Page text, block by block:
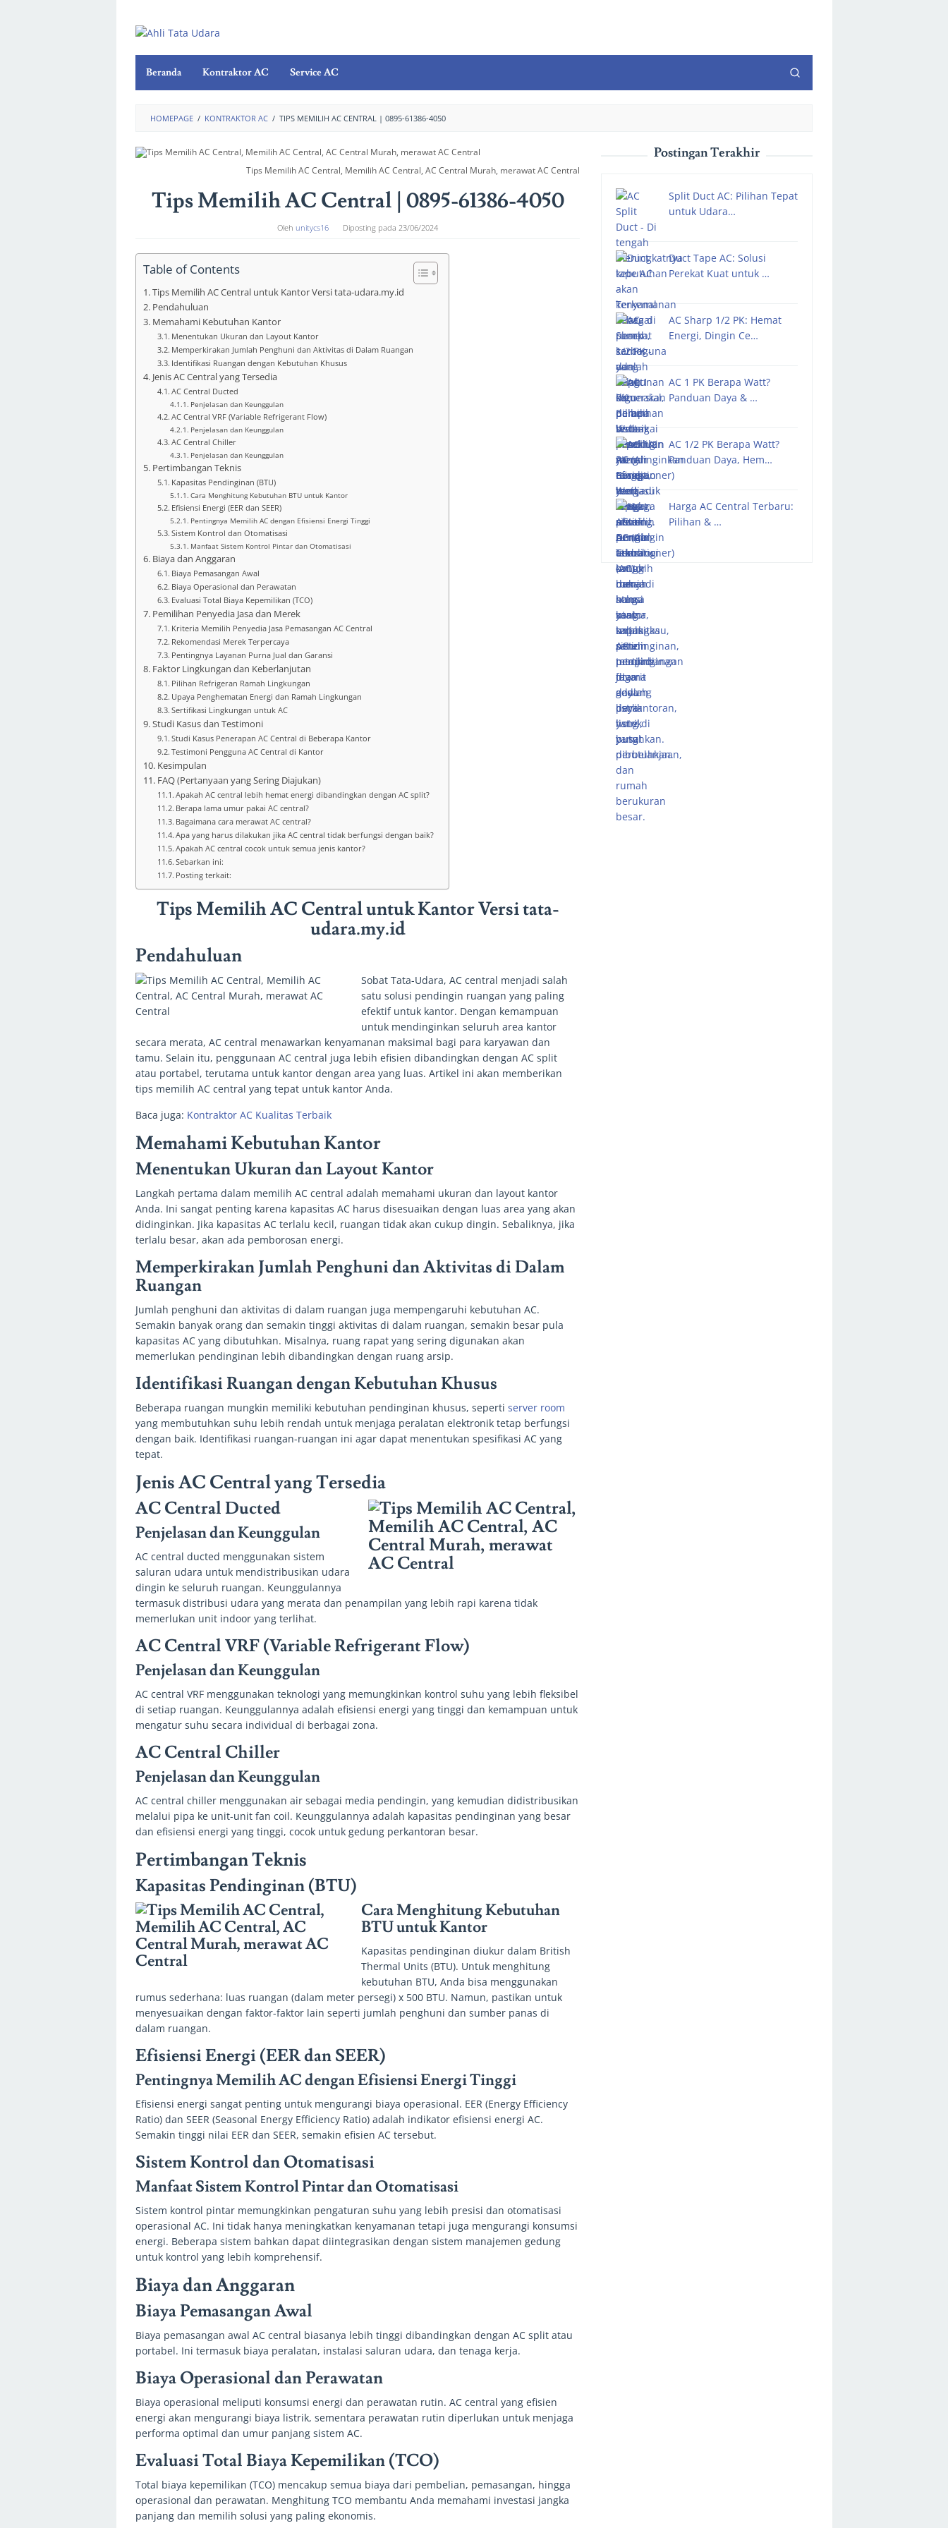
Beranda Kontraktor AC Service AC
HOMEPAGE / KONTRAKTOR AC / TIPS MEMILIH AC CENTRAL | 0895-61386-4050
Tips Memilih AC Central, Memilih AC Central, AC Central Murah, merawat AC Central
Tips Memilih AC Central | 0895-61386-4050
Oleh unitycs16 Diposting pada 23/06/2024
Table of Contents
Tips Memilih AC Central untuk Kantor Versi tata-udara.my.id
Pendahuluan
Memahami Kebutuhan Kantor
Menentukan Ukuran dan Layout Kantor
Memperkirakan Jumlah Penghuni dan Aktivitas di Dalam Ruangan
Identifikasi Ruangan dengan Kebutuhan Khusus
Jenis AC Central yang Tersedia
AC Central Ducted
Penjelasan dan Keunggulan
AC Central VRF (Variable Refrigerant Flow)
Penjelasan dan Keunggulan
AC Central Chiller
Penjelasan dan Keunggulan
Pertimbangan Teknis
Kapasitas Pendinginan (BTU)
Cara Menghitung Kebutuhan BTU untuk Kantor
Efisiensi Energi (EER dan SEER)
Pentingnya Memilih AC dengan Efisiensi Energi Tinggi
Sistem Kontrol dan Otomatisasi
Manfaat Sistem Kontrol Pintar dan Otomatisasi
Biaya dan Anggaran
Biaya Pemasangan Awal
Biaya Operasional dan Perawatan
Evaluasi Total Biaya Kepemilikan (TCO)
Pemilihan Penyedia Jasa dan Merek
Kriteria Memilih Penyedia Jasa Pemasangan AC Central
Rekomendasi Merek Terpercaya
Pentingnya Layanan Purna Jual dan Garansi
Faktor Lingkungan dan Keberlanjutan
Pilihan Refrigeran Ramah Lingkungan
Upaya Penghematan Energi dan Ramah Lingkungan
Sertifikasi Lingkungan untuk AC
Studi Kasus dan Testimoni
Studi Kasus Penerapan AC Central di Beberapa Kantor
Testimoni Pengguna AC Central di Kantor
Kesimpulan
FAQ (Pertanyaan yang Sering Diajukan)
Apakah AC central lebih hemat energi dibandingkan dengan AC split?
Berapa lama umur pakai AC central?
Bagaimana cara merawat AC central?
Apa yang harus dilakukan jika AC central tidak berfungsi dengan baik?
Apakah AC central cocok untuk semua jenis kantor?
Sebarkan ini:
Posting terkait:
Tips Memilih AC Central untuk Kantor Versi tata-
udara.my.id
Pendahuluan
Sobat Tata-Udara, AC central menjadi salah
satu solusi pendingin ruangan yang paling
efektif untuk kantor. Dengan kemampuan
untuk mendinginkan seluruh area kantor
secara merata, AC central menawarkan kenyamanan maksimal bagi para karyawan dan
tamu. Selain itu, penggunaan AC central juga lebih efisien dibandingkan dengan AC split
atau portabel, terutama untuk kantor dengan area yang luas. Artikel ini akan memberikan
tips memilih AC central yang tepat untuk kantor Anda.
Baca juga: Kontraktor AC Kualitas Terbaik
Memahami Kebutuhan Kantor
Menentukan Ukuran dan Layout Kantor
Langkah pertama dalam memilih AC central adalah memahami ukuran dan layout kantor
Anda. Ini sangat penting karena kapasitas AC harus disesuaikan dengan luas area yang akan
didinginkan. Jika kapasitas AC terlalu kecil, ruangan tidak akan cukup dingin. Sebaliknya, jika
terlalu besar, akan ada pemborosan energi.
Memperkirakan Jumlah Penghuni dan Aktivitas di Dalam
Ruangan
Jumlah penghuni dan aktivitas di dalam ruangan juga mempengaruhi kebutuhan AC.
Semakin banyak orang dan semakin tinggi aktivitas di dalam ruangan, semakin besar pula
kapasitas AC yang dibutuhkan. Misalnya, ruang rapat yang sering digunakan akan
memerlukan pendinginan lebih dibandingkan dengan ruang arsip.
Identifikasi Ruangan dengan Kebutuhan Khusus
Beberapa ruangan mungkin memiliki kebutuhan pendinginan khusus, seperti server room
yang membutuhkan suhu lebih rendah untuk menjaga peralatan elektronik tetap berfungsi
dengan baik. Identifikasi ruangan-ruangan ini agar dapat menentukan spesifikasi AC yang
tepat.
Jenis AC Central yang Tersedia
AC Central Ducted
Penjelasan dan Keunggulan
AC central ducted menggunakan sistem
saluran udara untuk mendistribusikan udara
dingin ke seluruh ruangan. Keunggulannya
termasuk distribusi udara yang merata dan penampilan yang lebih rapi karena tidak
memerlukan unit indoor yang terlihat.
AC Central VRF (Variable Refrigerant Flow)
Penjelasan dan Keunggulan
AC central VRF menggunakan teknologi yang memungkinkan kontrol suhu yang lebih fleksibel
di setiap ruangan. Keunggulannya adalah efisiensi energi yang tinggi dan kemampuan untuk
mengatur suhu secara individual di berbagai zona.
AC Central Chiller
Penjelasan dan Keunggulan
AC central chiller menggunakan air sebagai media pendingin, yang kemudian didistribusikan
melalui pipa ke unit-unit fan coil. Keunggulannya adalah kapasitas pendinginan yang besar
dan efisiensi energi yang tinggi, cocok untuk gedung perkantoran besar.
Pertimbangan Teknis
Kapasitas Pendinginan (BTU)
Cara Menghitung Kebutuhan
BTU untuk Kantor
Kapasitas pendinginan diukur dalam British
Thermal Units (BTU). Untuk menghitung
kebutuhan BTU, Anda bisa menggunakan
rumus sederhana: luas ruangan (dalam meter persegi) x 500 BTU. Namun, pastikan untuk
menyesuaikan dengan faktor-faktor lain seperti jumlah penghuni dan sumber panas di
dalam ruangan.
Efisiensi Energi (EER dan SEER)
Pentingnya Memilih AC dengan Efisiensi Energi Tinggi
Efisiensi energi sangat penting untuk mengurangi biaya operasional. EER (Energy Efficiency
Ratio) dan SEER (Seasonal Energy Efficiency Ratio) adalah indikator efisiensi energi AC.
Semakin tinggi nilai EER dan SEER, semakin efisien AC tersebut.
Sistem Kontrol dan Otomatisasi
Manfaat Sistem Kontrol Pintar dan Otomatisasi
Sistem kontrol pintar memungkinkan pengaturan suhu yang lebih presisi dan otomatisasi
operasional AC. Ini tidak hanya meningkatkan kenyamanan tetapi juga mengurangi konsumsi
energi. Beberapa sistem bahkan dapat diintegrasikan dengan sistem manajemen gedung
untuk kontrol yang lebih komprehensif.
Biaya dan Anggaran
Biaya Pemasangan Awal
Biaya pemasangan awal AC central biasanya lebih tinggi dibandingkan dengan AC split atau
portabel. Ini termasuk biaya peralatan, instalasi saluran udara, dan tenaga kerja.
Biaya Operasional dan Perawatan
Biaya operasional meliputi konsumsi energi dan perawatan rutin. AC central yang efisien
energi akan mengurangi biaya listrik, sementara perawatan rutin diperlukan untuk menjaga
performa optimal dan umur panjang sistem AC.
Evaluasi Total Biaya Kepemilikan (TCO)
Total biaya kepemilikan (TCO) mencakup semua biaya dari pembelian, pemasangan, hingga
operasional dan perawatan. Menghitung TCO membantu Anda memahami investasi jangka
panjang dan memilih solusi yang paling ekonomis.
Postingan Terakhir
Split Duct AC: Pilihan Tepat
untuk Udara…
Duct Tape AC: Solusi
Perekat Kuat untuk …
AC Sharp 1/2 PK: Hemat
Energi, Dingin Ce…
AC 1 PK Berapa Watt?
Panduan Daya & …
AC 1/2 PK Berapa Watt?
Panduan Daya, Hem…
Harga AC Central Terbaru:
Pilihan & …